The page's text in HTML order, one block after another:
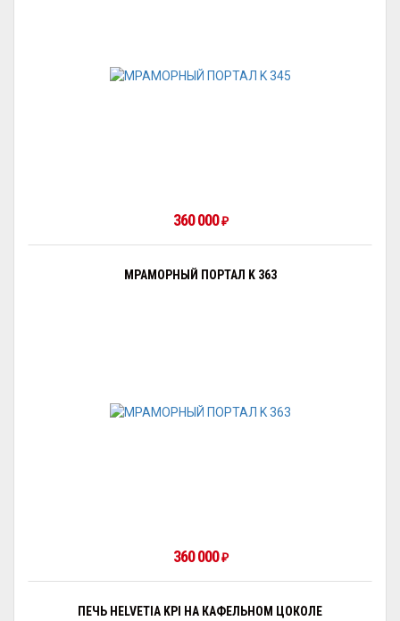
360 000₽
МРАМОРНЫЙ ПОРТАЛ K 363
360 000₽
ПЕЧЬ HELVETIA KPI НА КАФЕЛЬНОМ ЦОКОЛЕ